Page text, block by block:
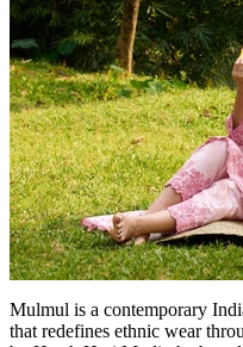
Mulmul is a contemporary
that redefines ethnic wear